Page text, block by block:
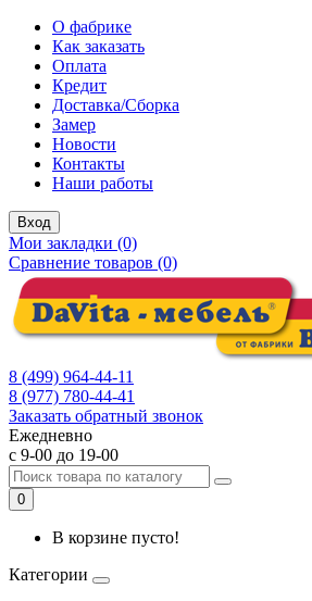
О фабрике
Как заказать
Оплата
Кредит
Доставка/Сборка
Замер
Новости
Контакты
Наши работы
Вход
Мои закладки (0)
Сравнение товаров (0)
8 (499) 964-44-11
8 (977) 780-44-41
Заказать обратный звонок
Ежедневно
с 9-00 до 19-00
0
В корзине пусто!
Категории